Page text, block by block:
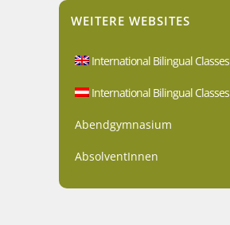
WEITERE WEBSITES
International Bilingual Classes
International Bilingual Classes
Abendgymnasium
AbsolventInnen